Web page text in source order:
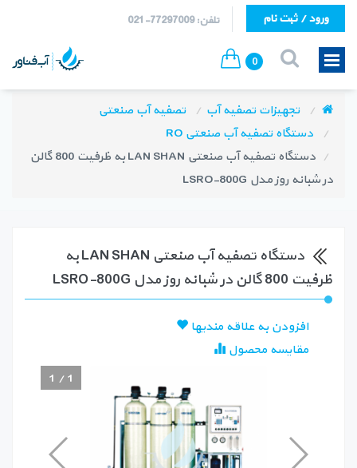
تلفن: 77297009-021 ورود / ثبت نام
0
تجهیزات تصفیه آب
تصفیه آب صنعتی
دستگاه تصفيه آب صنعتی RO
دستگاه تصفیه آب صنعتی LAN SHAN به ظرفیت 800 گالن
در شبانه روز مدل LSRO-800G
دستگاه تصفیه آب صنعتی LAN SHAN به
ظرفیت 800 گالن در شبانه روز مدل LSRO-800G
افزودن به علاقه مندیها
مقایسه محصول
1 /1